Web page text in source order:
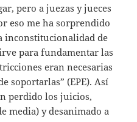
pero a juezas y jueces
eso me ha sorprendido
inconstitucionalidad de
para fundamentar las
eran necesarias
soportarlas” (EPE). Así
perdido los juicios,
media) y desanimado a